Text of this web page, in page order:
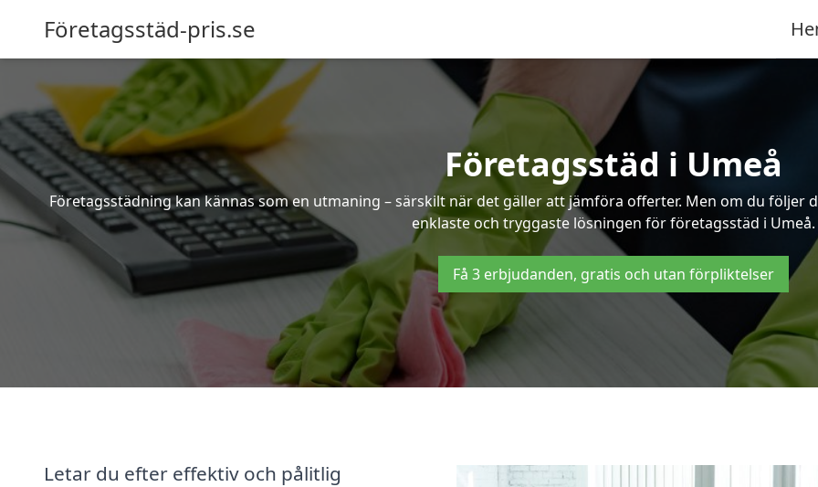
Företagsstäd-pris.se
Företagsstäd i Umeå
Företagsstädning kan kännas som en utmaning – särskilt när det gäller att jämföra offerter. Men om du
enklaste och tryggaste lösningen för företagsstäd i Umeå.
Få 3 erbjudanden, gratis och utan förpliktelser
Letar du efter effektiv och pålitlig